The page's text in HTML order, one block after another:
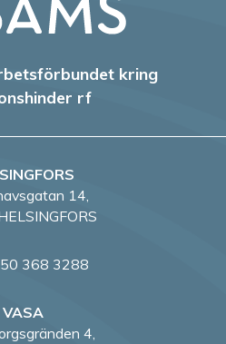
kring
rf
14,
368 3288
VASA
4,